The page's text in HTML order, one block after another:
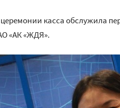
касса обслужила
«АК «ЖДЯ».